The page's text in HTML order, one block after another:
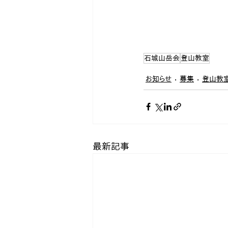
石城山岳会 登山教室
お知らせ 募集 登山教
最新記事